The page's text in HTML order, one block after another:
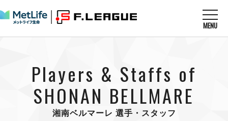
MENU
すべてのニュース
リーグ戦
リーグカップ
Ｆチャレンジリーグ
試合を観る MATCHES
メットライフ生命Ｆ１リーグ
クラブを知る CLUB
Players & Staffs of
SHONAN BELLMARE
湘南ベルマーレ 選手・スタッフ